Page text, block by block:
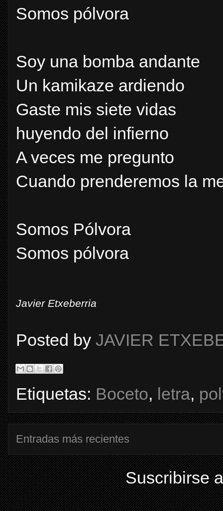
Somos pólvora
Soy una bomba andante
Un kamikaze ardiendo
Gaste mis siete vidas
huyendo del infierno
A veces me pregunto
Cuando prenderemos la
Somos Pólvora
Somos pólvora
Javier Etxeberria
Posted by JAVIER
Etiquetas: Boceto, letra,
Entradas más recientes
Suscribirse